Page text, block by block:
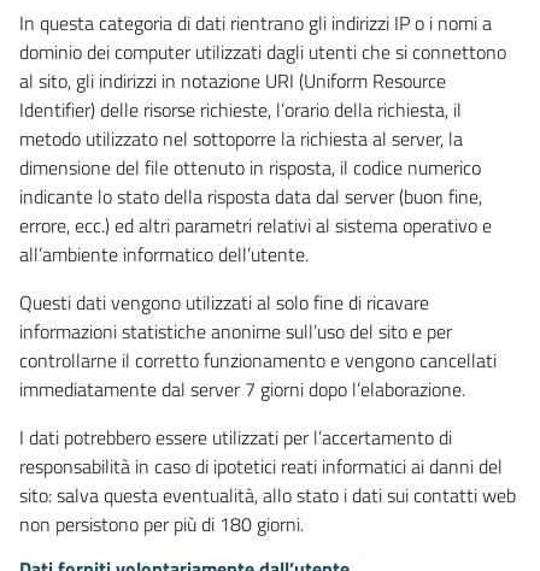
In questa categoria di dati rientrano gli indirizzi IP o i nomi a
dominio dei computer utilizzati dagli utenti che si connettono
al sito, gli indirizzi in notazione URI (Uniform Resource
Identifier) delle risorse richieste, l’orario della richiesta, il
metodo utilizzato nel sottoporre la richiesta al server, la
dimensione del file ottenuto in risposta, il codice numerico
indicante lo stato della risposta data dal server (buon fine,
errore, ecc.) ed altri parametri relativi al sistema operativo e
all’ambiente informatico dell’utente.
Questi dati vengono utilizzati al solo fine di ricavare
informazioni statistiche anonime sull’uso del sito e per
controllarne il corretto funzionamento e vengono cancellati
immediatamente dal server 7 giorni dopo l’elaborazione.
I dati potrebbero essere utilizzati per l’accertamento di
responsabilità in caso di ipotetici reati informatici ai danni del
sito: salva questa eventualità, allo stato i dati sui contatti web
non persistono per più di 180 giorni.